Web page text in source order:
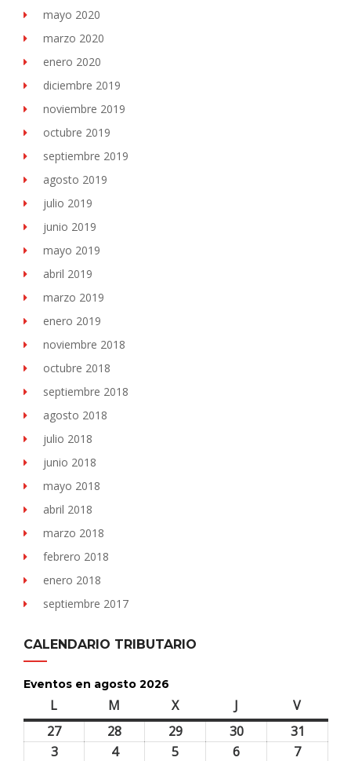
mayo 2020
marzo 2020
enero 2020
diciembre 2019
noviembre 2019
octubre 2019
septiembre 2019
agosto 2019
julio 2019
junio 2019
mayo 2019
abril 2019
marzo 2019
enero 2019
noviembre 2018
octubre 2018
septiembre 2018
agosto 2018
julio 2018
junio 2018
mayo 2018
abril 2018
marzo 2018
febrero 2018
enero 2018
septiembre 2017
CALENDARIO TRIBUTARIO
Eventos en agosto 2026
L M Xmiércoles J Vviernes
2727
28 2929
3030
31
33 44 5 6 77